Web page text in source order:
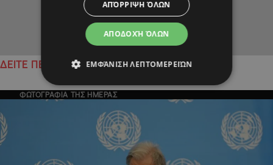
ΔΕΙΤΕ ΠΕΡΙΣΣΟΤΕΡΑ
ΦΩΤΟΓΡΑΦΙΑ ΤΗΣ ΗΜΕΡΑΣ
ΑΠΟΔΟΧΉ ΌΛΩΝ
ΑΠΌΡΡΙΨΗ ΌΛΩΝ
ΕΜΦΆΝΙΣΗ ΛΕΠΤΟΜΕΡΕΙΏΝ